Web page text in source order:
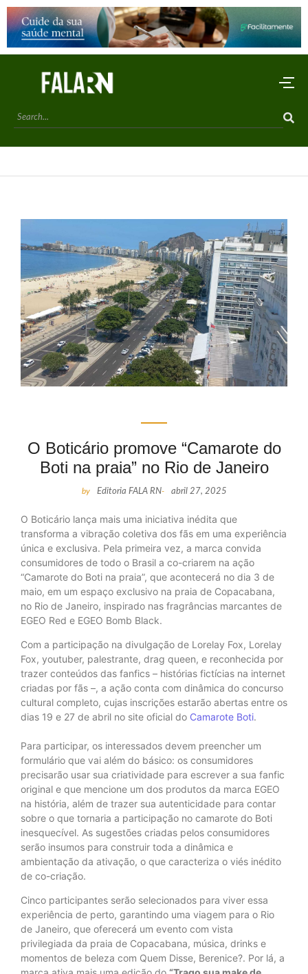
O Boticário promove “Camarote do
Boti na praia” no Rio de Janeiro
by Editoria FALA RN- abril 27, 2025
O Boticário lança mais uma iniciativa inédita que
transforma a vibração coletiva dos fãs em uma experiência
única e exclusiva. Pela primeira vez, a marca convida
consumidores de todo o Brasil a co-criarem na ação
“Camarote do Boti na praia”, que acontecerá no dia 3 de
maio, em um espaço exclusivo na praia de Copacabana,
no Rio de Janeiro, inspirado nas fragrâncias marcantes de
EGEO Red e EGEO Bomb Black.
Com a participação na divulgação de Lorelay Fox, Lorelay
Fox, youtuber, palestrante, drag queen, e reconhecida por
trazer conteúdos das fanfics – histórias fictícias na internet
criadas por fãs –, a ação conta com dinâmica do concurso
cultural completo, cujas inscrições estarão abertas entre os
dias 19 e 27 de abril no site oficial do Camarote Boti.
Para participar, os interessados devem preencher um
formulário que vai além do básico: os consumidores
precisarão usar sua criatividade para escrever a sua fanfic
original e que mencione um dos produtos da marca EGEO
na história, além de trazer sua autenticidade para contar
sobre o que tornaria a participação no camarote do Boti
inesquecível. As sugestões criadas pelos consumidores
serão insumos para construir toda a dinâmica e
ambientação da ativação, o que caracteriza o viés inédito
de co-criação.
Cinco participantes serão selecionados para viver essa
experiência de perto, garantindo uma viagem para o Rio
de Janeiro, que oferecerá um evento com vista
privilegiada da praia de Copacabana, música, drinks e
momentos de beleza com Quem Disse, Berenice?. Por lá, a